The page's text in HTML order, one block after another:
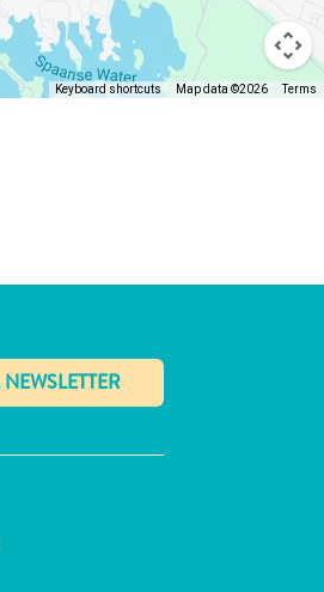
Keyboard shortcuts Map data ©2026 Terms
✕